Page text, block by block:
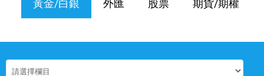
黃金/白銀 外匯 股票 期貨/期權